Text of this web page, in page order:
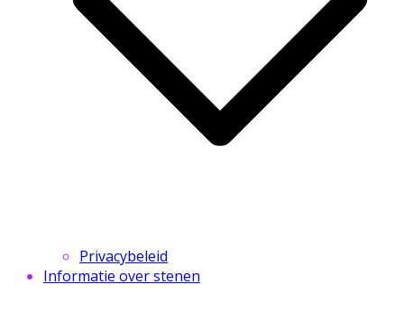
Privacybeleid
Informatie over stenen